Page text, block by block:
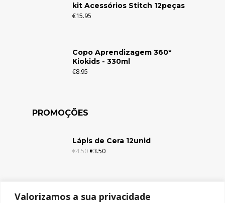
Valorizamos a sua privacidade
kit Acessórios Stitch 12peças
€15.95
Copo Aprendizagem 360º
Kiokids - 330ml
€8.95
PROMOÇÕES
Lápis de Cera 12unid
€4.50 €3.50
€2.95 €1.95